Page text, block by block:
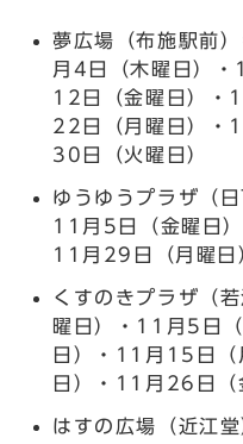
夢広場（布施駅前
月4日（木曜日）
12日（金曜日）・
22日（月曜日）・
30日（火曜日）
ゆうゆうプラザ（
11月5日（金曜日
11月29日（月曜日
くすのきプラザ（
曜日）・11月5日
日）・11月15日
日）・11月26日（
はすの広場（近江